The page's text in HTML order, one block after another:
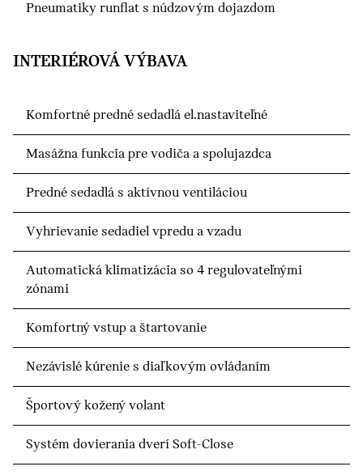
Pneumatiky runflat s núdzovým dojazdom
INTERIÉROVÁ VÝBAVA
Komfortné predné sedadlá el.nastaviteľné
Masážna funkcia pre vodiča a spolujazdca
Predné sedadlá s aktívnou ventiláciou
Vyhrievanie sedadiel vpredu a vzadu
Automatická klimatizácia so 4 regulovateľnými
zónami
Komfortný vstup a štartovanie
Nezávislé kúrenie s diaľkovým ovládaním
Športový kožený volant
Systém dovierania dverí Soft-Close